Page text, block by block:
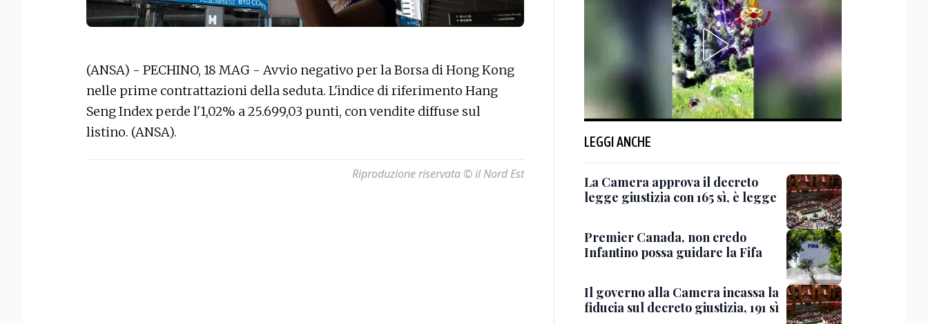
(ANSA) - PECHINO, 18 MAG - Avvio negativo per la Borsa di Hong Kong
nelle prime contrattazioni della seduta. L'indice di riferimento Hang
Seng Index perde l'1,02% a 25.699,03 punti, con vendite diffuse sul
listino. (ANSA).
Riproduzione riservata © il Nord Est
LEGGI ANCHE
La Camera approva il decreto
legge giustizia con 165 sì, è legge
Premier Canada, non credo
Infantino possa guidare la Fifa
Il governo alla Camera incassa la
fiducia sul decreto giustizia, 191 sì